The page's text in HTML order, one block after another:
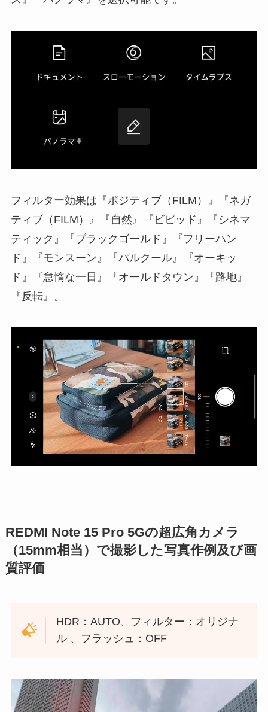
フィルター効果は『ポジティブ（FILM）』『ネガ
ティブ（FILM）』『自然』『ビビッド』『シネマ
ティック』『ブラックゴールド』『フリーハン
ド』『モンスーン』『パルクール』『オーキッ
ド』『怠惰な一日』『オールドタウン』『路地』
『反転』。
REDMI Note 15 Pro 5Gの超広角カメラ
（15mm相当）で撮影した写真作例及び画
質評価
HDR：AUTO、フィルター：オリジナ
ル 、フラッシュ：OFF